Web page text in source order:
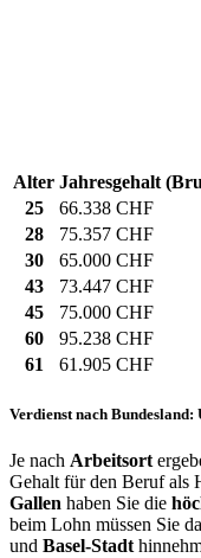
Alter Jahresgehalt
25
66.338 CHF
28
75.357 CHF
30
65.000 CHF
43
73.447 CHF
45
75.000 CHF
60
95.238 CHF
61
61.905 CHF
Verdienst nach
Je nach Arbeitsort
Gehalt für den Beruf als
Gallen haben Sie die
beim Lohn müssen Sie
und Basel-Stadt